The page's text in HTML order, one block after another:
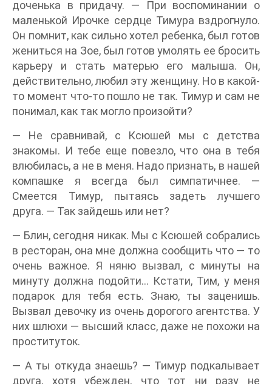
доченька в придачу. — При воспоминании о
маленькой Ирочке сердце Тимура вздрогнуло.
Он помнит, как сильно хотел ребенка, был готов
жениться на Зое, был готов умолять ее бросить
карьеру и стать матерью его малыша. Он,
действительно, любил эту женщину. Но в какой-
то момент что-то пошло не так. Тимур и сам не
понимал, как так могло произойти?
— Не сравнивай, с Ксюшей мы с детства
знакомы. И тебе еще повезло, что она в тебя
влюбилась, а не в меня. Надо признать, в нашей
компашке я всегда был симпатичнее. —
Смеется Тимур, пытаясь задеть лучшего
друга. — Так зайдешь или нет?
— Блин, сегодня никак. Мы с Ксюшей собрались
в ресторан, она мне должна сообщить что — то
очень важное. Я няню вызвал, с минуты на
минуту должна подойти… Кстати, Тим, у меня
подарок для тебя есть. Знаю, ты заценишь.
Вызвал девочку из очень дорогого агентства. У
них шлюхи — высший класс, даже не похожи на
проституток.
— А ты откуда знаешь? — Тимур подкалывает
друга, хотя убежден, что тот ни разу не